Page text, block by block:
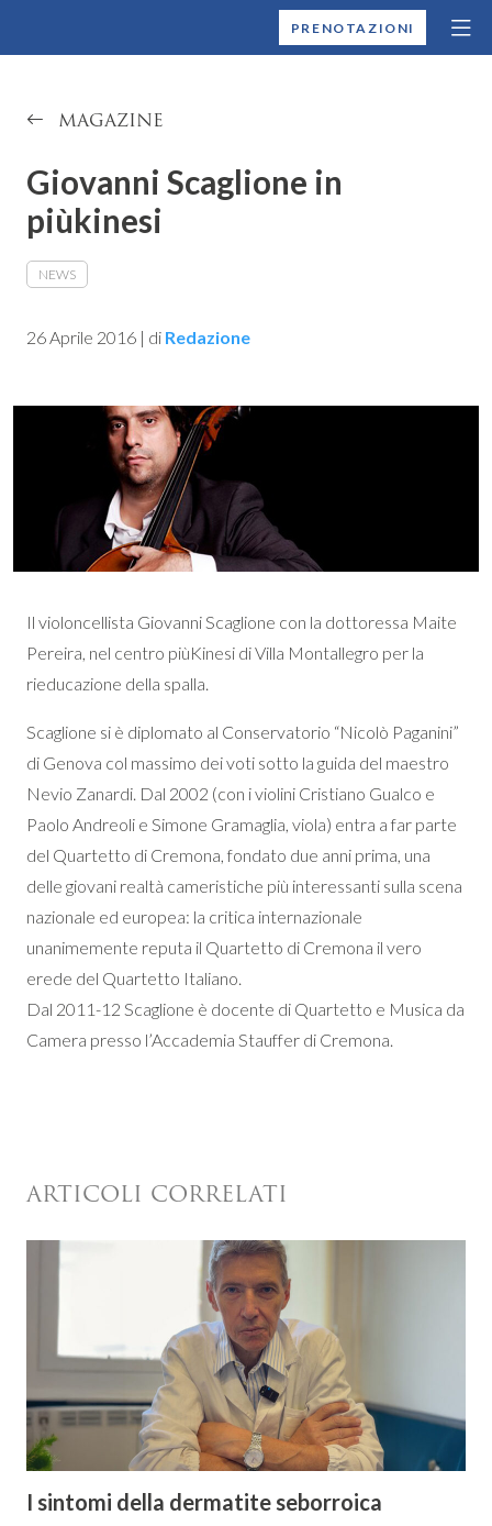
MONTALLEGROPRENOTAZIONI
MAGAZINE
Giovanni Scaglione in
piùkinesi
NEWS
26 Aprile 2016 | di Redazione
Il violoncellista Giovanni Scaglione con la dottoressa Maite
Pereira, nel centro piùKinesi di Villa Montallegro per la
rieducazione della spalla.
Scaglione si è diplomato al Conservatorio “Nicolò Paganini”
di Genova col massimo dei voti sotto la guida del maestro
Nevio Zanardi. Dal 2002 (con i violini Cristiano Gualco e
Paolo Andreoli e Simone Gramaglia, viola) entra a far parte
del Quartetto di Cremona, fondato due anni prima, una
delle giovani realtà cameristiche più interessanti sulla scena
nazionale ed europea: la critica internazionale
unanimemente reputa il Quartetto di Cremona il vero
erede del Quartetto Italiano.
Dal 2011-12 Scaglione è docente di Quartetto e Musica da
Camera presso l’Accademia Stauffer di Cremona.
ARTICOLI CORRELATI
I sintomi della dermatite seborroica